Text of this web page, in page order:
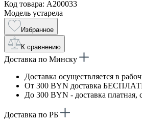
Код товара: A200033
Модель устарела
Избранное
К сравнению
Доставка по Минску
Доставка осуществляется в
От 300 BYN доставка
До 300 BYN - доставка платная,
Доставка по РБ